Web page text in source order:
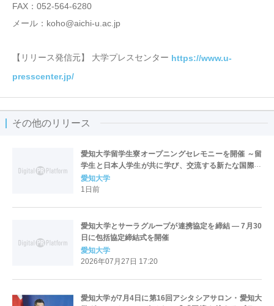
FAX：052-564-6280
メール：koho@aichi-u.ac.jp
【リリース発信元】 大学プレスセンター https://www.u-
presscenter.jp/
その他のリリース
愛知大学留学生寮オープニングセレモニーを開催 ～留
学生と日本人学生が共に学び、交流する新たな国際交
流拠点が誕生～
愛知大学
1日前
愛知大学とサーラグループが連携協定を締結 ― 7月30
日に包括協定締結式を開催
愛知大学
2026年07月27日 17:20
愛知大学が7月4日に第16回アシタシアサロン・愛知大